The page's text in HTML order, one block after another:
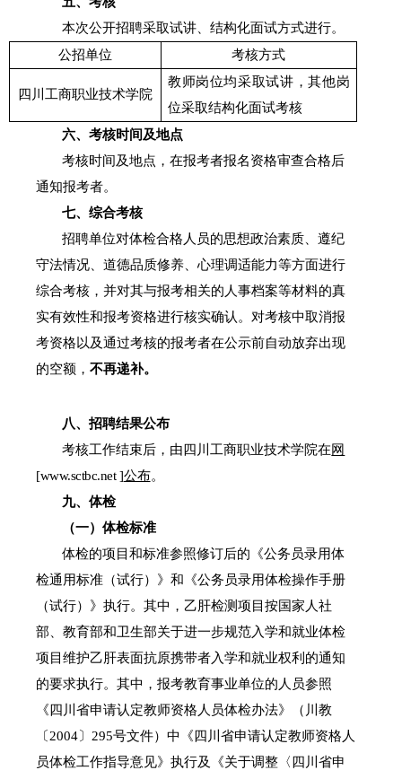
本次公开招聘采取试讲、结构化面试方式进行。
公招单位
考核方式
四川工商职业技术学院
教师岗位均采取试讲，其他岗
位采取结构化面试考核
六、考核时间及地点
考核时间及地点，在报考者报名资格审查合格后
通知报考者。
七、综合考核
招聘单位对体检合格人员的思想政治素质、遵纪
守法情况、道德品质修养、心理调适能力等方面进行
综合考核，并对其与报考相关的人事档案等材料的真
实有效性和报考资格进行核实确认。对考核中取消报
考资格以及通过考核的报考者在公示前自动放弃出现
的空额， 不再递补。
八、招聘结果公布
考核工作结束后，由四川工商职业技术学院在网
[www.sctbc.net]公布。
九、体检
（一）体检标准
体检的项目和标准参照修订后的 《公务员录用体
检通用标准（试行）》 和 《公务员录用体检操作手册
（试行）》 执行。其中，乙肝检测项目按国家人社
部、教育部和卫生部关于进一步规范入学和就业体检
项目维护乙肝表面抗原携带者入学和就业权利的通知
的要求执行。其中，报考教育事业单位的人员参照
《四川省申请认定教师资格人员体检办法》（川教
〔 2004〕 295号文件）中《 四川省申请认定教师资格人
员体检工作指导意见》执行及《关于调整〈 四川省申